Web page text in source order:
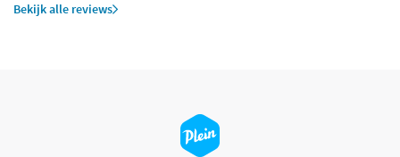
Bekijk alle reviews